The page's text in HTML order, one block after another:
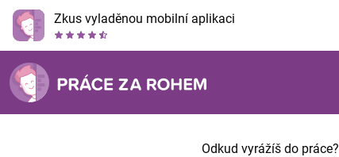
Zkus vyladěnou mobilní aplikaci
Odkud vyrážíš do práce?